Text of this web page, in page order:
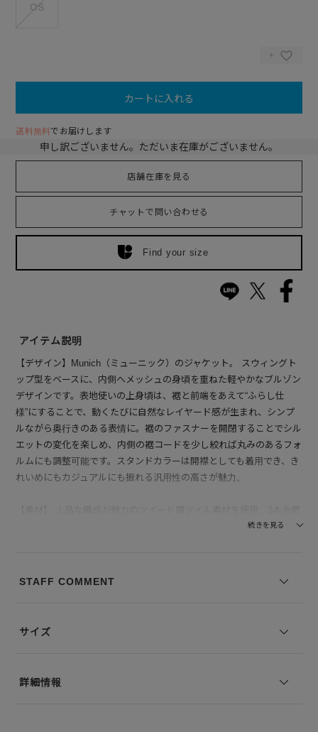
カートに入れる
送料無料でお届けします
申し訳ございません。ただいま在庫がございません。
店舗在庫を見る
チャットで問い合わせる
Find your size
アイテム説明
【デザイン】Munich（ミューニック）のジャケット。 スウィングト
ップ型をベースに、内側へメッシュの身頃を重ねた軽やかなブルゾン
デザインです。表地使いの上身頃は、裾と前端をあえて“ふらし仕
様”にすることで、動くたびに自然なレイヤード感が生まれ、シンプ
ルながら奥行きのある表情に。裾のファスナーを開閉することでシル
エットの変化を楽しめ、内側の裾コードを少し絞れば丸みのあるフォ
ルムにも調整可能です。スタンドカラーは開襟としても着用でき、き
れいめにもカジュアルにも振れる汎用性の高さが魅力。
の糸に、黒の原着糸と染め分けを組み合わせることで、単色にはない
透け感：あり
続きを見る
STAFF COMMENT
サイズ
詳細情報